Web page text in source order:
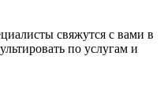
свяжутся с вами в
по услугам и